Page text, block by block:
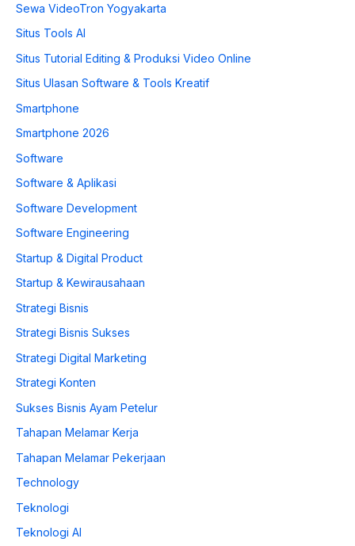
Sewa VideoTron Yogyakarta
Situs Tools AI
Situs Tutorial Editing & Produksi Video Online
Situs Ulasan Software & Tools Kreatif
Smartphone
Smartphone 2026
Software
Software & Aplikasi
Software Development
Software Engineering
Startup & Digital Product
Startup & Kewirausahaan
Strategi Bisnis
Strategi Bisnis Sukses
Strategi Digital Marketing
Strategi Konten
Sukses Bisnis Ayam Petelur
Tahapan Melamar Kerja
Tahapan Melamar Pekerjaan
Technology
Teknologi
Teknologi AI